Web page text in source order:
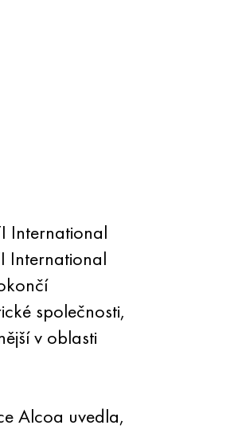
International
International
společnosti,
v oblasti
Alcoa uvedla,